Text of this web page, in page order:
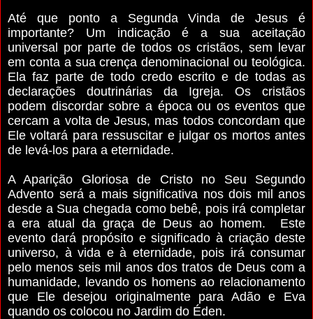
Até que ponto a Segunda Vinda de Jesus é
importante? Um indicação é a sua aceitação
universal por parte de todos os cristãos, sem levar
em conta a sua crença denominacional ou teológica.
Ela faz parte de todo credo escrito e de todas as
declarações doutrinárias da Igreja. Os cristãos
podem discordar sobre a época ou os eventos que
cercam a volta de Jesus, mas todos concordam que
Ele voltará para ressuscitar e julgar os mortos antes
de levá-los para a eternidade.
A Aparição Gloriosa de Cristo no Seu Segundo
Advento será a mais significativa nos dois mil anos
desde a Sua chegada como bebê, pois irá completar
a era atual da graça de Deus ao homem. Este
evento dará propósito e significado à criação deste
universo, à vida e à eternidade, pois irá consumar
pelo menos seis mil anos dos tratos de Deus com a
humanidade, levando os homens ao relacionamento
que Ele desejou originalmente para Adão e Eva
quando os colocou no Jardim do Éden.